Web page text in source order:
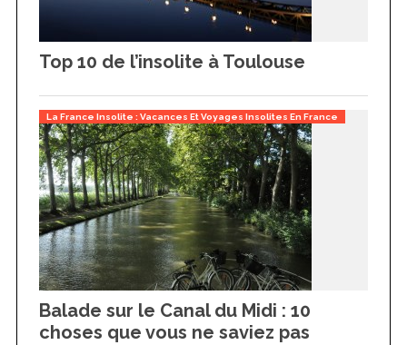
Top 10 de l’insolite à Toulouse
La France Insolite : Vacances Et Voyages Insolites En France
Balade sur le Canal du Midi : 10
choses que vous ne saviez pas